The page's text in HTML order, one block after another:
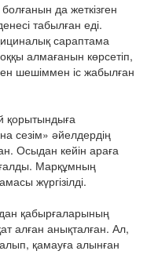
да жеткізген
табылған еді.
сараптама
алмағанын көрсетіп,
шешіммен іс жабылған
қорытындыға
сезім» әйелдердің
Осыдан кейін араға
Марқұмның
жүргізілді.
қабырғаларының
алған анықталған. Ал,
қамауға алынған